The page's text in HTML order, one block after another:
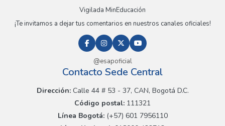
Vigilada MinEducación
¡Te invitamos a dejar tus comentarios en nuestros canales oficiales!
@esapoficial
Contacto Sede Central
Dirección:Calle 44 # 53 - 37, CAN, Bogotá D.C.
Código postal: 111321
Línea Bogotá:(+57) 601 7956110